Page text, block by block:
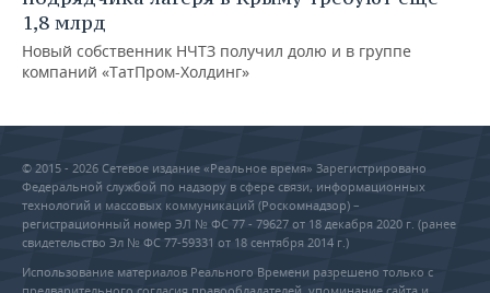
1,8 млрд
Новый собственник НЧТЗ получил долю и в группе
компаний «ТатПром-Холдинг»
© 2015 - 2026 Сетевое издание «Реальное время» Зарегистрировано
Федеральной службой по надзору в сфере связи, информационных
технологий и массовых коммуникаций (Роскомнадзор) –
регистрационный номер ЭЛ № ФС 77 - 79627 от 18 декабря 2020 г. (ранее
свидетельство Эл № ФС 77-59331 от 18 сентября 2014 г.)
Использование материалов Реального Времени разрешено только с